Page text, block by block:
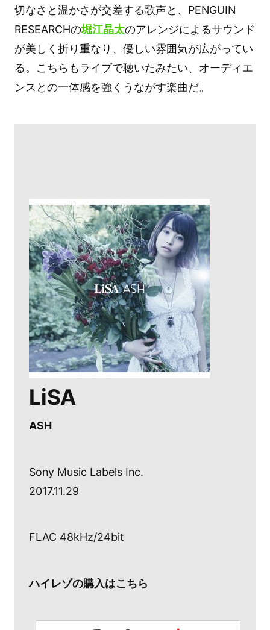
切なさと温かさが交差する歌声と、PENGUIN
RESEARCHの堀江晶太のアレンジによるサウンド
が美しく折り重なり、優しい雰囲気が広がってい
る。こちらもライブで聴いたみたい、オーディエ
ンスとの一体感を強くうながす楽曲だ。
LiSA
ASH
Sony Music Labels Inc.
2017.11.29
FLAC 48kHz/24bit
ハイレゾの購入はこちら